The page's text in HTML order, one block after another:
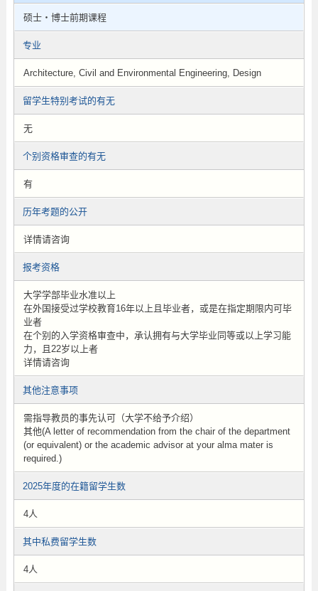
硕士・博士前期课程
专业
Architecture, Civil and Environmental Engineering, Design
留学生特别考试的有无
无
个别资格审查的有无
有
历年考题的公开
详情请咨询
报考资格
大学学部毕业水准以上
在外国接受过学校教育16年以上且毕业者，或是在指定期限内可毕
业者
在个别的入学资格审查中，承认拥有与大学毕业同等或以上学习能
力，且22岁以上者
详情请咨询
其他注意事项
需指导教员的事先认可（大学不给予介绍）
其他(A letter of recommendation from the chair of the department
(or equivalent) or the academic advisor at your alma mater is
required.)
2025年度的在籍留学生数
4人
其中私费留学生数
4人